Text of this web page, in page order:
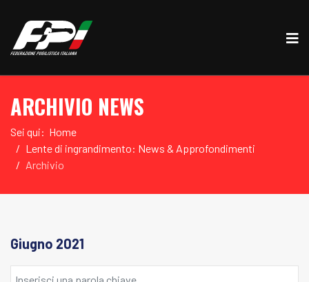
ARCHIVIO NEWS
Sei qui: Home
Lente di ingrandimento: News & Approfondimenti
Archivio
Giugno 2021